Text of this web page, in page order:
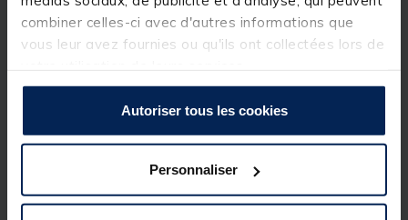
combiner celles-ci avec d'autres informations que
vous leur avez fournies ou qu'ils ont collectées lors de
Autoriser tous les cookies
Personnaliser
Détails
Ceana 4000
Ratio : 6:2.1
Récupération par tour de manivelle : 93cm
Puissance max de frein : 9kg